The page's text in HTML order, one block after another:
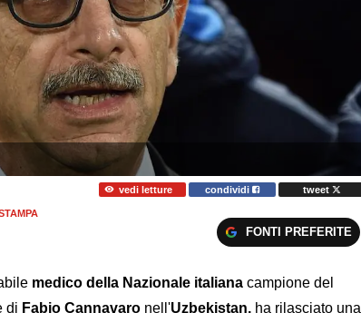
vedi letture condividi tweet
FONTI PREFERITE
medico della Nazionale italiana campione del
di Fabio Cannavaro nell'Uzbekistan, ha rilasciato una